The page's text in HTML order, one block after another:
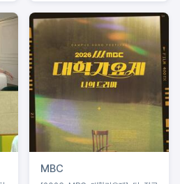
MBC